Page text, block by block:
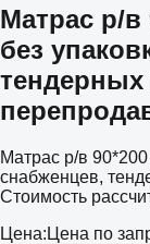
Матрас р/в
без
Матрас р/в 90*200
снабженцев,
Стоимость
Цена: Цена по